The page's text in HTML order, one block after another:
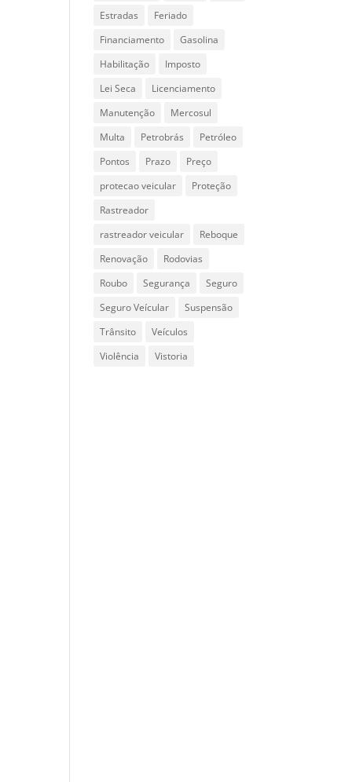
Estradas
Feriado
Financiamento
Gasolina
Habilitação
Imposto
Lei Seca
Licenciamento
Manutenção
Mercosul
Multa
Petrobrás
Petróleo
Pontos
Prazo
Preço
protecao veicular
Proteção
Rastreador
rastreador veicular
Reboque
Renovação
Rodovias
Roubo
Segurança
Seguro
Seguro Veícular
Suspensão
Trânsito
Veículos
Violência
Vistoria